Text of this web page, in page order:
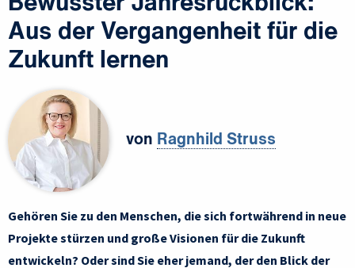
Aus der Vergangenheit für die
Zukunft lernen
von Ragnhild Struss
Gehören Sie zu den Menschen, die sich fortwährend in neue
Projekte stürzen und große Visionen für die Zukunft
entwickeln? Oder sind Sie eher jemand, der den Blick der